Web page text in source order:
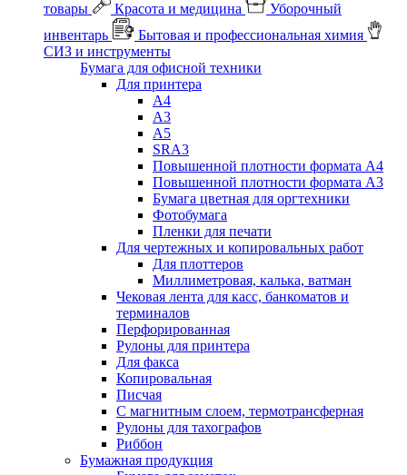
товары
Красота и медицина
Уборочный
инвентарь
Бытовая и профессиональная химия
СИЗ и инструменты
Бумага для офисной техники
Для принтера
А4
А3
А5
SRA3
Повышенной плотности формата А4
Повышенной плотности формата А3
Бумага цветная для оргтехники
Фотобумага
Пленки для печати
Для чертежных и копировальных работ
Для плоттеров
Миллиметровая, калька, ватман
Чековая лента для касс, банкоматов и
терминалов
Перфорированная
Рулоны для принтера
Для факса
Копировальная
Писчая
С магнитным слоем, термотрансферная
Рулоны для тахографов
Риббон
Бумажная продукция